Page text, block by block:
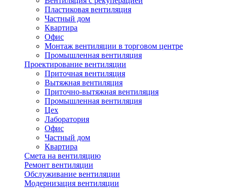
Пластиковая вентиляция
Частный дом
Квартира
Офис
Монтаж вентиляции в торговом центре
Промышленная вентиляция
Проектирование вентиляции
Приточная вентиляция
Вытяжная вентиляция
Приточно-вытяжная вентиляция
Промышленная вентиляция
Цех
Лаборатория
Офис
Частный дом
Квартира
Смета на вентиляцию
Ремонт вентиляции
Обслуживание вентиляции
Модернизация вентиляции